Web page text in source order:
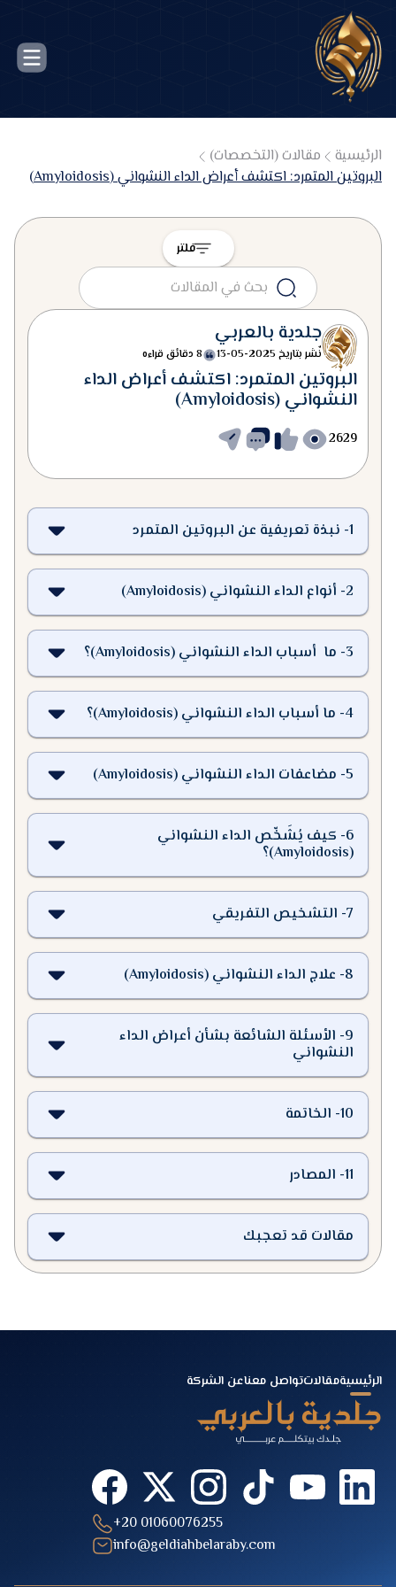
الرئيسية
مقالات (التخصصات)
البروتين المتمرد: اكتشف أعراض الداء النشواني (Amyloidosis)
فلتر
جلدية بالعربي
نٌشر بتاريخ 2025-05-13 8 دقائق قراءه
البروتين المتمرد: اكتشف أعراض الداء
النشواني (Amyloidosis)
2629
1
- نبذة تعريفية عن البروتين المتمرد
2
- أنواع الداء النشواني (Amyloidosis)
3
- ما أسباب الداء النشواني (Amyloidosis)؟
4
- ما أسباب الداء النشواني (Amyloidosis)؟
5
- مضاعفات الداء النشواني (Amyloidosis)
6
- كيف يُشَخّص الداء النشواني
(Amyloidosis)؟
7
- التشخيص التفريقي
8
- علاج الداء النشواني (Amyloidosis)
9
- الأسئلة الشائعة بشأن أعراض الداء
النشواني
10
- الخاتمة
11
- المصادر
مقالات قد تعجبك
الرئيسيةمقالاتتواصل معناعن الشركة
+20 01060076255
info@geldiahbelaraby.com